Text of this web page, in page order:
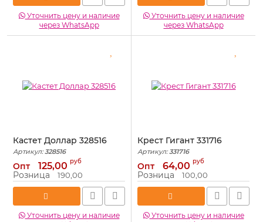
Уточнить цену и наличие
через WhatsApp
Уточнить цену и наличие
через WhatsApp
Кастет Доллар 328516
Артикул: 328516
Опт 125,00 руб
Розница 190,00
Уточнить цену и наличие
Крест Гигант 331716
Артикул: 331716
Опт 64,00 руб
Розница 100,00
Уточнить цену и наличие